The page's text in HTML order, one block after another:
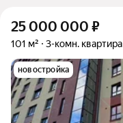
25 000 000 ₽
101 м² 3-комн. квартира
новостройка